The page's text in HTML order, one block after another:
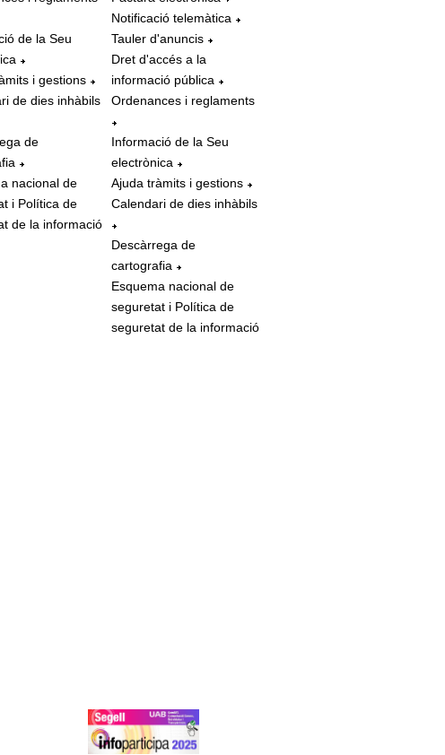
de la Seu
i gestions
de dies inhàbils
de
nacional de
i Política de
de la informació
Notificació telemàtica
Tauler d'anuncis
Dret d'accés a la
informació pública
Ordenances i reglaments
Informació de la Seu
electrònica
Ajuda tràmits i gestions
Calendari de dies inhàbils
Descàrrega de
cartografia
Esquema nacional de
seguretat i Política de
seguretat de la informació